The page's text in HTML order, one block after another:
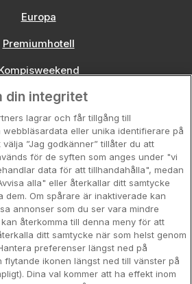
Europa
Premiumhotell
under 995 kr
Spahotell
Sydsverige
Hotellpremien
Nya hotell
Stadsweekend
din integritet
lagrar och får tillgång till
eller unika identifierare på
”Jag godkänner” tillåter du att
för de syften som anges under "vi
data för att tillhandahålla", medan
alla" eller återkallar ditt samtycke
dem. Om spårare är inaktiverade kan
annonser som du ser vara mindre
återkomma till denna meny för att
ditt samtycke när som helst genom
preferenser längst ned på
flytande ikonen längst ned till vänster på
Dina val kommer att ha effekt inom